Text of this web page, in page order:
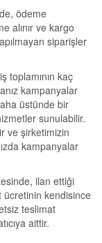
ödeme
alınır ve kargo
siparişler
toplamının kaç
kampanyalar
üstünde bir
sunulabilir.
ve şirketimizin
kampanyalar
ilan ettiği
ücretinin kendisince
teslimat
aittir.